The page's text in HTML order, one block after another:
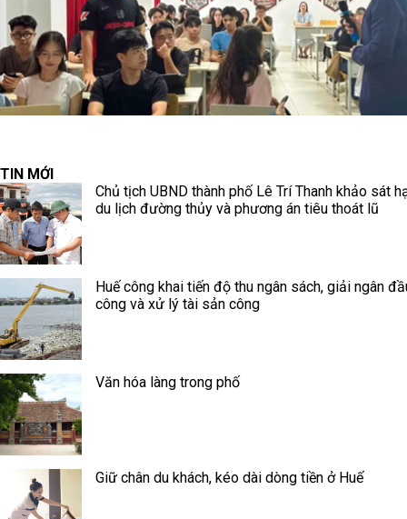
TIN MỚI
Chủ tịch UBND thành phố Lê Trí Thanh khảo sát
du lịch đường thủy và phương án tiêu thoát lũ
Huế công khai tiến độ thu ngân sách, giải ngân
công và xử lý tài sản công
Văn hóa làng trong phố
Giữ chân du khách, kéo dài dòng tiền ở Huế